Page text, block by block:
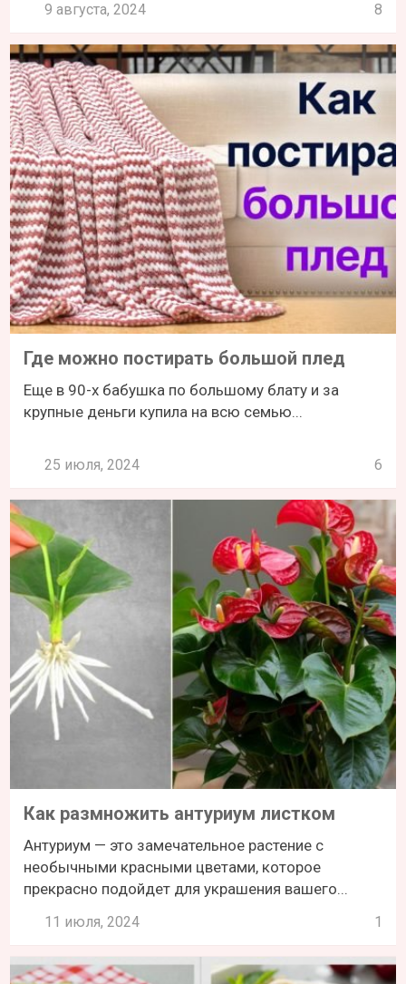
9 августа, 2024 8
Где можно постирать большой плед
Еще в 90-х бабушка по большому блату и за
крупные деньги купила на всю семью...
25 июля, 2024 6
Как размножить антуриум листком
Антуриум — это замечательное растение с
необычными красными цветами, которое
прекрасно подойдет для украшения вашего...
11 июля, 2024 1